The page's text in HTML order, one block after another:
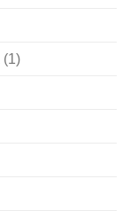
(1)